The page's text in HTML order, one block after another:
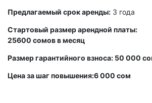
Предлагаемый срок аренды: 3 года
Стартовый размер арендной платы:
25600 сомов в месяц
Размер гарантийного взноса: 50 000
Цена за шаг повышения:6 000 сом